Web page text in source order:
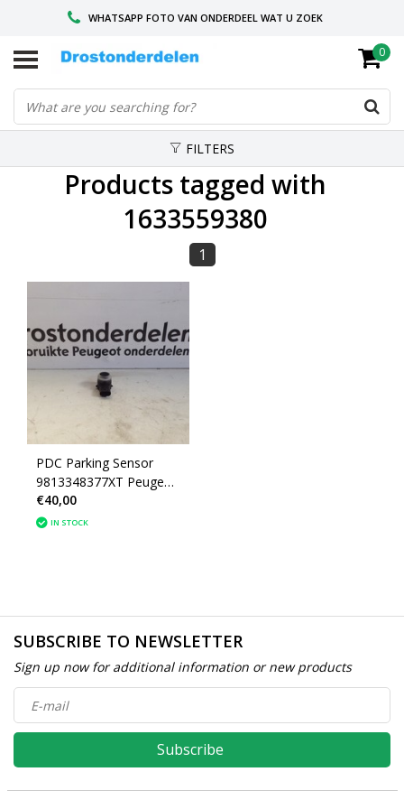
WHATSAPP FOTO VAN ONDERDEEL WAT U ZOEK
VOOR 16.00 BESTELD, VANDAAG VERZONDEN
GESPECIALISEERD PEUGEOT
0
FILTERS
Products tagged with
1633559380
1
PDC Parking Sensor
9813348377XT Peugeot
2008 II P24E
1633559380
€40,00
IN STOCK
SUBSCRIBE TO NEWSLETTER
Sign up now for additional information or new products
Subscribe